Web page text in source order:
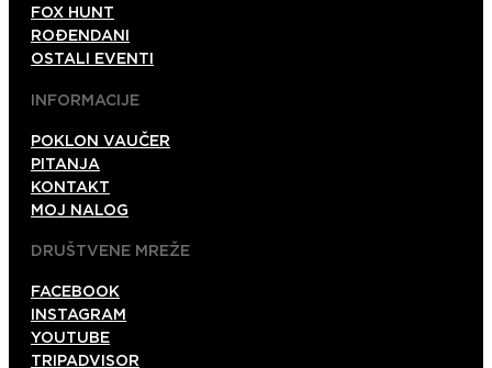
FOX HUNT
ROĐENDANI
OSTALI EVENTI
INFORMACIJE
POKLON VAUČER
PITANJA
KONTAKT
MOJ NALOG
DRUŠTVENE MREŽE
FACEBOOK
INSTAGRAM
YOUTUBE
TRIPADVISOR